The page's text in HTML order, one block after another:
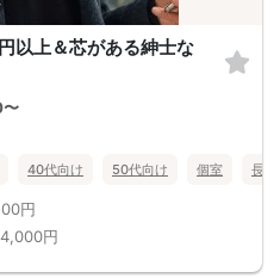
以上＆芯がある紳士な
40代向け 50代向け 個室 長
円
4,000円